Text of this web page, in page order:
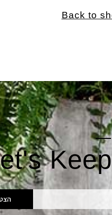
Back to